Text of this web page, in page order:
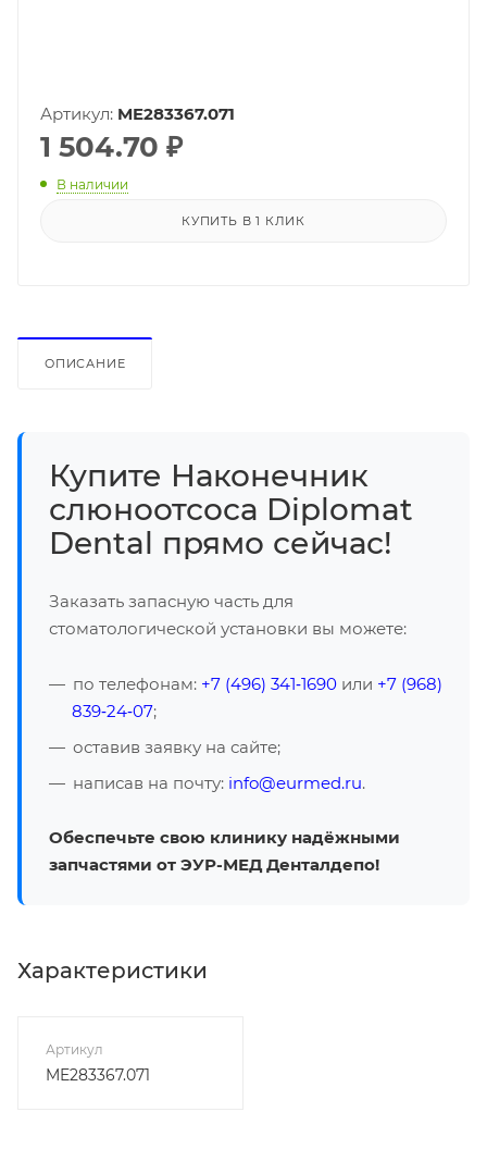
Артикул: ME283367.071
1 504.70 ₽
В наличии
КУПИТЬ В 1 КЛИК
ОПИСАНИЕ
Купите Наконечник
слюноотсоса Diplomat
Dental прямо сейчас!
Заказать запасную часть для
стоматологической установки вы можете:
по телефонам: +7 (496) 341‑1690 или +7 (968)
839‑24‑07;
оставив заявку на сайте;
написав на почту: info@eurmed.ru.
Обеспечьте свою клинику надёжными
запчастями от ЭУР-МЕД Денталдепо!
Характеристики
Артикул
ME283367.071